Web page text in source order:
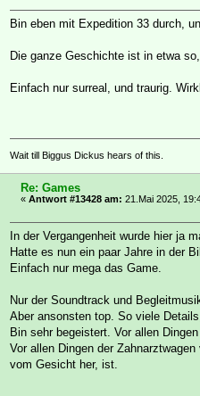
Bin eben mit Expedition 33 durch,
Die ganze Geschichte ist in etwa
Einfach nur surreal, und traurig.
Wait till Biggus Dickus hears of this.
Re: Games
« Antwort #13428 am: 21.Mai 2025,
In der Vergangenheit wurde hier ja
Hatte es nun ein paar Jahre in der
Einfach nur mega das Game.
Nur der Soundtrack und
Aber ansonsten top. So viele
Bin sehr begeistert. Vor allen
Vor allen Dingen der
vom Gesicht her, ist.